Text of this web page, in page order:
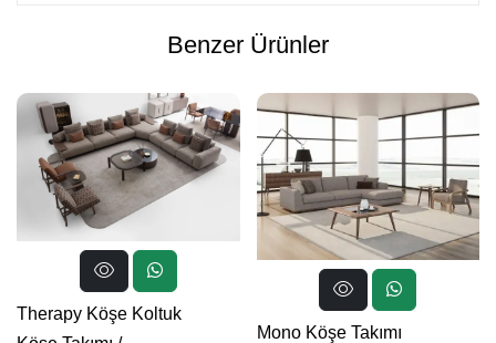
Benzer Ürünler
Therapy Köşe Koltuk
Mono Köşe Takımı